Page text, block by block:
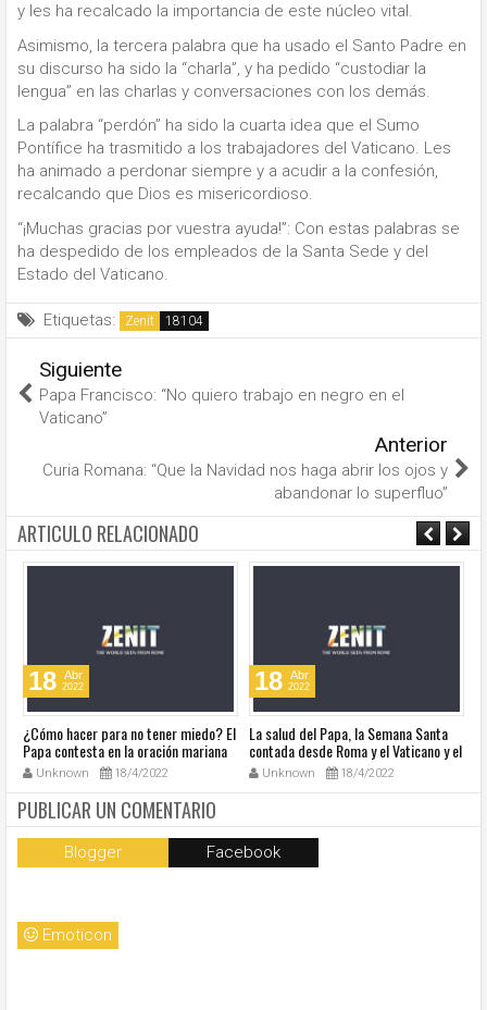
y les ha recalcado la importancia de este núcleo vital.
Asimismo, la tercera palabra que ha usado el Santo Padre en
su discurso ha sido la “charla”, y ha pedido “custodiar la
lengua” en las charlas y conversaciones con los demás.
La palabra “perdón” ha sido la cuarta idea que el Sumo
Pontífice ha trasmitido a los trabajadores del Vaticano. Les
ha animado a perdonar siempre y a acudir a la confesión,
recalcando que Dios es misericordioso.
“¡Muchas gracias por vuestra ayuda!”: Con estas palabras se
ha despedido de los empleados de la Santa Sede y del
Estado del Vaticano.
Etiquetas: Zenit
Siguiente
Papa Francisco: “No quiero trabajo en negro en el
Vaticano”
Anterior
Curia Romana: “Que la Navidad nos haga abrir los ojos y
abandonar lo superfluo”
ARTICULO RELACIONADO
18 Abr
2022
¿Cómo hacer para no tener miedo? El
Papa contesta en la oración mariana
de este lunes en la Plaza de San
Pedro
Unknown 18/4/2022
18 Abr
2022
La salud del Papa, la Semana Santa
contada desde Roma y el Vaticano y el
resumen de noticias en audio
Unknown 18/4/2022
PUBLICAR UN COMENTARIO
Blogger Facebook
Emoticon